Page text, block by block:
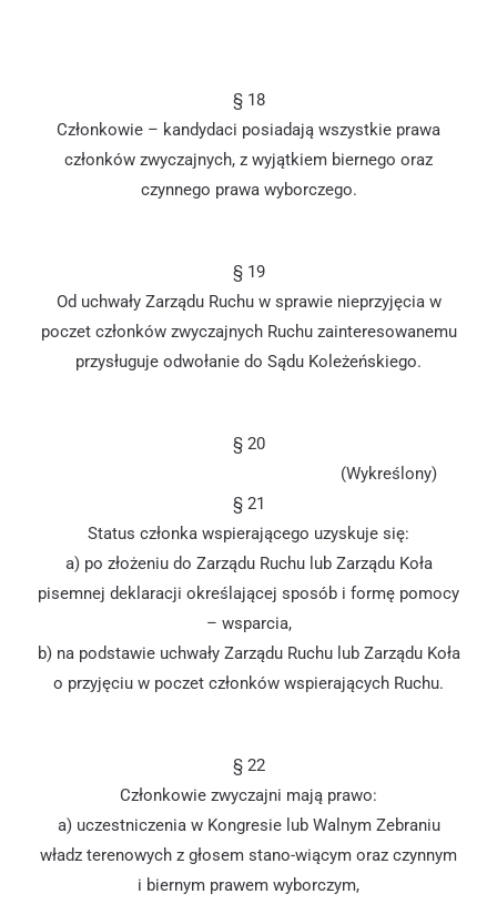
§ 18
Członkowie – kandydaci posiadają wszystkie prawa
członków zwyczajnych, z wyjątkiem biernego oraz
czynnego prawa wyborczego.
§ 19
Od uchwały Zarządu Ruchu w sprawie nieprzyjęcia w
poczet członków zwyczajnych Ruchu zainteresowanemu
przysługuje odwołanie do Sądu Koleżeńskiego.
§ 20
(Wykreślony)
§ 21
Status członka wspierającego uzyskuje się:
a) po złożeniu do Zarządu Ruchu lub Zarządu Koła
pisemnej deklaracji określającej sposób i formę pomocy
– wsparcia,
b) na podstawie uchwały Zarządu Ruchu lub Zarządu Koła
o przyjęciu w poczet członków wspierających Ruchu.
§ 22
Członkowie zwyczajni mają prawo:
a) uczestniczenia w Kongresie lub Walnym Zebraniu
władz terenowych z głosem stano-wiącym oraz czynnym
i biernym prawem wyborczym,